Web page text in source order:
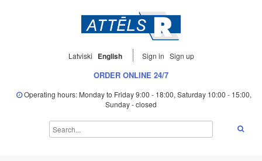
Latviski English Sign in Sign up
ORDER ONLINE 24/7
Operating hours: Monday to Friday 9:00 - 18:00, Saturday 10:00 - 15:00,
Sunday - closed